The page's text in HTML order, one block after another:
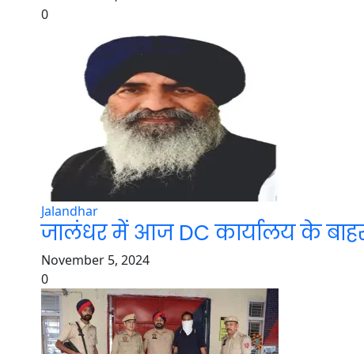
0
Jalandhar
जालंधर में आज DC कार्यालय के
November 5, 2024
0